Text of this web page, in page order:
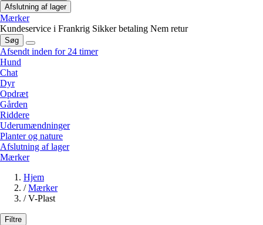
Afslutning af lager
Mærker
Kundeservice i Frankrig Sikker betaling Nem retur
Søg
Afsendt inden for 24 timer
Hund
Chat
Dyr
Opdræt
Gården
Riddere
Uderumændninger
Planter og nature
Afslutning af lager
Mærker
Hjem
/ Mærker
/ V-Plast
Filtre